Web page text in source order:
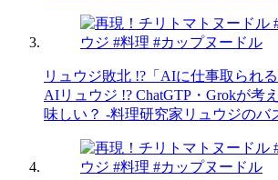
リュウジ敗北 !?「AIに仕事取られ
AIリュウジ !? ChatGTP・Grokが考
味しい？ -料理研究家リュウジのバ